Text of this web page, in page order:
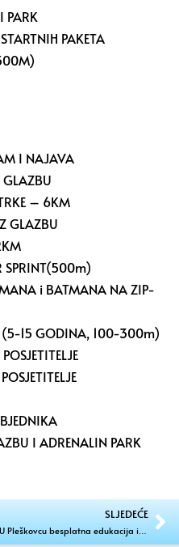
PARK
PAKETA
I NAJAVA
– 6KM
GLAZBU
SPRINT(500m)
i BATMANA NA ZIP-
(5-15 GODINA, 100-300m)
I ADRENALIN PARK
SLJEDEĆE
U Pleškovcu besplatna edukacija i radionica o biodinamičkim poljoprivrednim praksama